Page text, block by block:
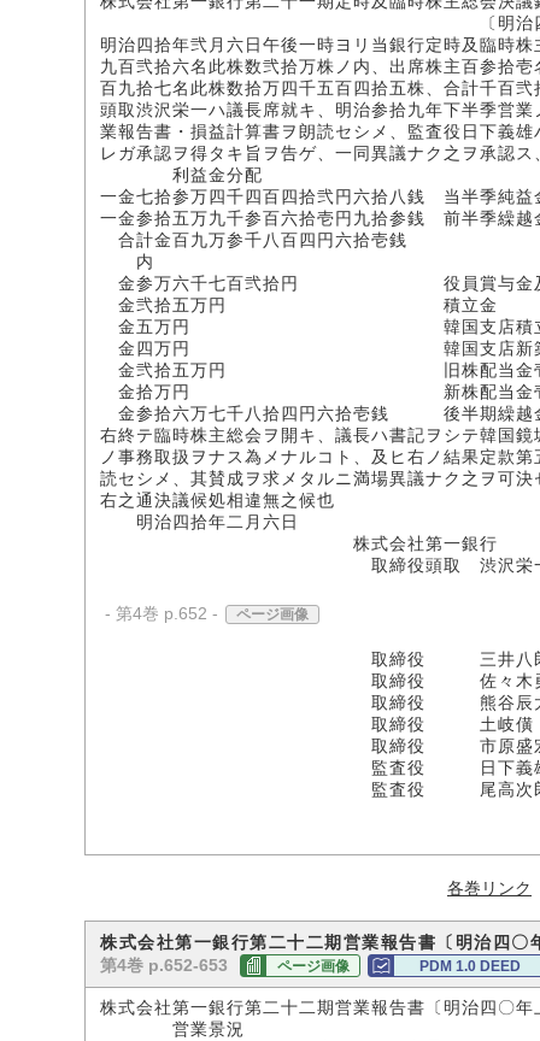
〔明治四〇年二
明治四拾年弐月六日午後一時ヨリ当銀行定時及臨時
九百弐拾六名此株数弐拾万株ノ内、出席株主百参拾
百九拾七名此株数拾万四千五百四拾五株、合計千百
頭取渋沢栄一ハ議長席就キ、明治参拾九年下半季営
業報告書・損益計算書ヲ朗読セシメ、監査役日下義
レガ承認ヲ得タキ旨ヲ告ゲ、一同異議ナク之ヲ承認
利益金分配
一金七拾参万四千四百四拾弐円六拾八銭 当半季純益
一金参拾五万九千参百六拾壱円九拾参銭 前半季繰越
合計金百九万参千八百四円六拾壱銭
内
金参万六千七百弐拾円 役員賞与金及
金弐拾五万円 積立金
金五万円 韓国支店積立
金四万円 韓国支店新築費
金弐拾五万円 旧株配当金壱株ニツ
金拾万円 新株配当金壱株ニツ
金参拾六万七千八拾四円六拾壱銭 後半期繰越
右終テ臨時株主総会ヲ開キ、議長ハ書記ヲシテ韓国
ノ事務取扱ヲナス為メナルコト、及ヒ右ノ結果定款
読セシメ、其賛成ヲ求メタルニ満場異議ナク之ヲ可決
右之通決議候処相違無之候也
明治四拾年二月六日
株式会社第一銀行
取締役頭取 渋沢栄
- 第4巻 p.652 - ページ画像
取締役 三井八郎
取締役 佐々木勇
取締役 熊谷辰太
取締役 土岐僙
取締役 市原盛
監査役 日下義
監査役 尾高次
各巻リンク
株式会社第一銀行第二十二期営業報告書〔明治四〇
第4巻 p.652-653 ページ画像 PDM 1.0 DEED
株式会社第一銀行第二十二期営業報告書〔明治四〇年
営業景況